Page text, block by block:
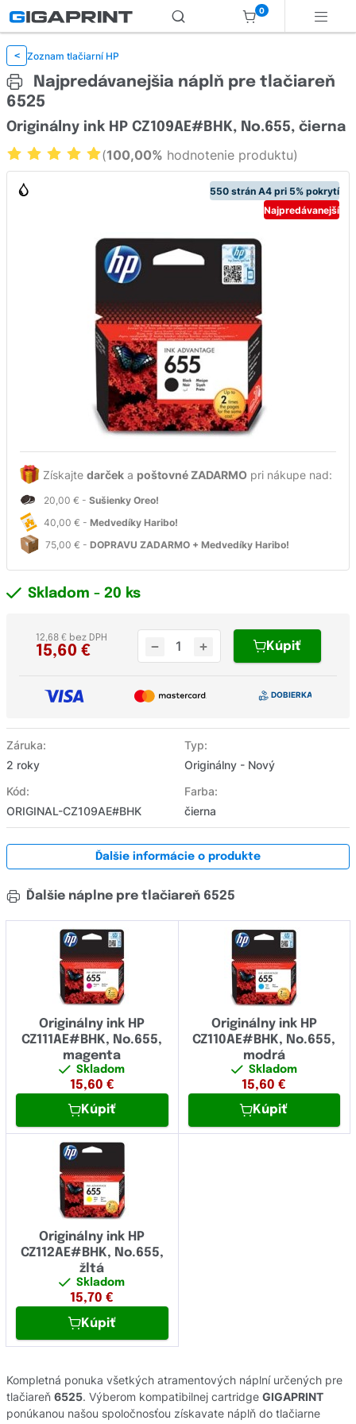
0
< Zoznam tlačiarní HP
Najpredávanejšia náplň pre tlačiareň
6525
550 strán A4 pri 5% pokrytí
Najpredávanejší
Získajte darček a poštovné ZADARMO pri nákupe nad:
20,00 € - Sušienky Oreo!
40,00 € - Medvedíky Haribo!
75,00 € - DOPRAVU ZADARMO + Medvedíky Haribo!
Originálny ink HP CZ109AE#BHK, No.655, čierna
(100,00% hodnotenie produktu)
Záruka:
2 roky
Typ:
Originálny - Nový
Kód:
ORIGINAL-CZ109AE#BHK
Farba:
čierna
Skladom - 20 ks
15,60 €
12,68 € bez DPH
Kúpiť
Ďalšie informácie o produkte
Ďalšie náplne pre tlačiareň 6525
Originálny ink HP
CZ111AE#BHK, No.655,
magenta
Skladom
15,60 €
Kúpiť
Originálny ink HP
CZ110AE#BHK, No.655,
modrá
Skladom
15,60 €
Kúpiť
Originálny ink HP
CZ112AE#BHK, No.655,
žltá
Skladom
15,70 €
Kúpiť
Kompletná ponuka všetkých atramentových náplní určených pre
tlačiareň 6525. Výberom kompatibilnej cartridge GIGAPRINT
ponúkanou našou spoločnosťou získavate náplň do tlačiarne